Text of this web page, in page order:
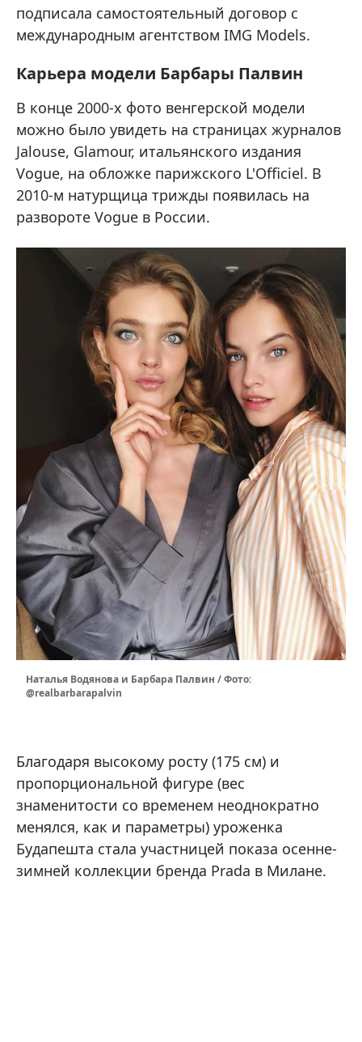
подписала самостоятельный договор с
международным агентством IMG Models.
Карьера модели Барбары Палвин
В конце 2000-х фото венгерской модели
можно было увидеть на страницах журналов
Jalouse, Glamour, итальянского издания
Vogue, на обложке парижского L'Officiel. В
2010-м натурщица трижды появилась на
развороте Vogue в России.
Наталья Водянова и Барбара Палвин / Фото:
@realbarbarapalvin
Благодаря высокому росту (175 см) и
пропорциональной фигуре (вес
знаменитости со временем неоднократно
менялся, как и параметры) уроженка
Будапешта стала участницей показа осенне-
зимней коллекции бренда Prada в Милане.